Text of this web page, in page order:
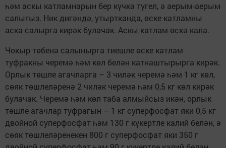
һәм аскы катламнарын бер күчкә түгел, ә аерым-аерым
салыгыз. Ник дигәндә, утыртканда, өске катламны
аска салырга кирәк булачак. Аскы катлам өскә кала.
Чокыр төбенә салынырга тиешле өске катлам
туфракны черемә һәм көл белән катнаштырырга кирәк.
Орлык төшле агачларга – 3 чиләк черемә һәм 1 кг көл,
сөяк төшлеләренә 2 чиләк черемә һәм 0,5 кг көл кирәк
булачак. Черемә һәм көл таба алмыйсыз икән, орлык
төшле агачлар туфрагын – 1 кг суперфосфат яки 0,5 кг
двойной суперфосфат һәм 130 г күкертле калий белән, ә
сөяк төшлеләренекен 800 г суперфосфат яки 350 г